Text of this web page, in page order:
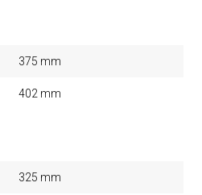
375 mm
402 mm
325 mm